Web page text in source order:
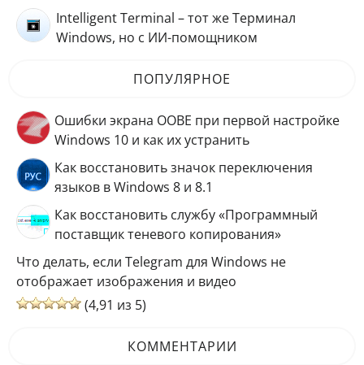
Intelligent Terminal – тот же Терминал
Windows, но с ИИ-помощником
ПОПУЛЯРНОЕ
Ошибки экрана OOBE при первой настройке
Windows 10 и как их устранить
Как восстановить значок переключения
языков в Windows 8 и 8.1
Как восстановить службу «Программный
поставщик теневого копирования»
Что делать, если Telegram для Windows не
отображает изображения и видео
(4,91 из 5)
КОММЕНТАРИИ